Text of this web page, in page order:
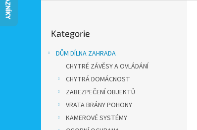
kategorie
Kategorie
DŮM DÍLNA ZAHRADA
CHYTRÉ ZÁVĚSY A OVLÁDÁNÍ
CHYTRÁ DOMÁCNOST
ZABEZPEČENÍ OBJEKTŮ
VRATA BRÁNY POHONY
KAMEROVÉ SYSTÉMY